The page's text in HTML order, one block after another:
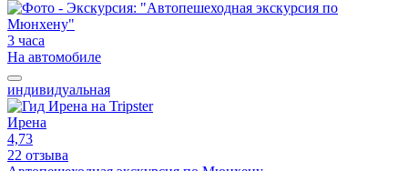
3 часа
На автомобиле
индивидуальная
Ирена
4,73
22 отзыва